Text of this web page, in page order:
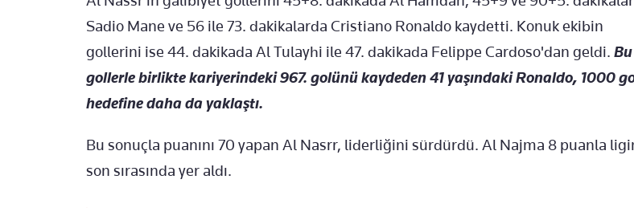
Sadio Mane ve 56 ile 73. dakikalarda Cristiano Ronaldo kaydetti. Konuk ekibin
gollerini ise 44. dakikada Al Tulayhi ile 47. dakikada Felippe Cardoso'dan geldi. Bu
gollerle birlikte kariyerindeki 967. golünü kaydeden 41 yaşındaki Ronaldo, 1000
hedefine daha da yaklaştı.
Bu sonuçla puanını 70 yapan Al Nasrr, liderliğini sürdürdü. Al Najma 8 puanla
son sırasında yer aldı.